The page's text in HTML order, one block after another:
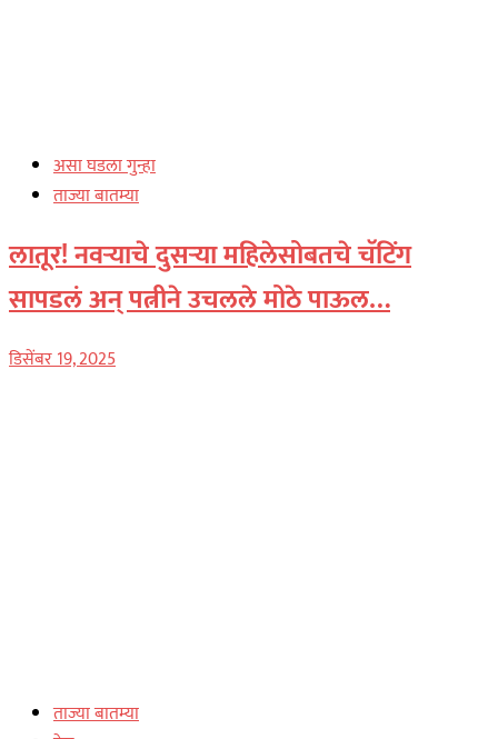
असा घडला गुन्हा
ताज्या बातम्या
लातूर! नवऱ्याचे दुसऱ्या महिलेसोबतचे चॅटिंग
सापडलं अन् पत्नीने उचलले मोठे पाऊल…
डिसेंबर 19, 2025
ताज्या बातम्या